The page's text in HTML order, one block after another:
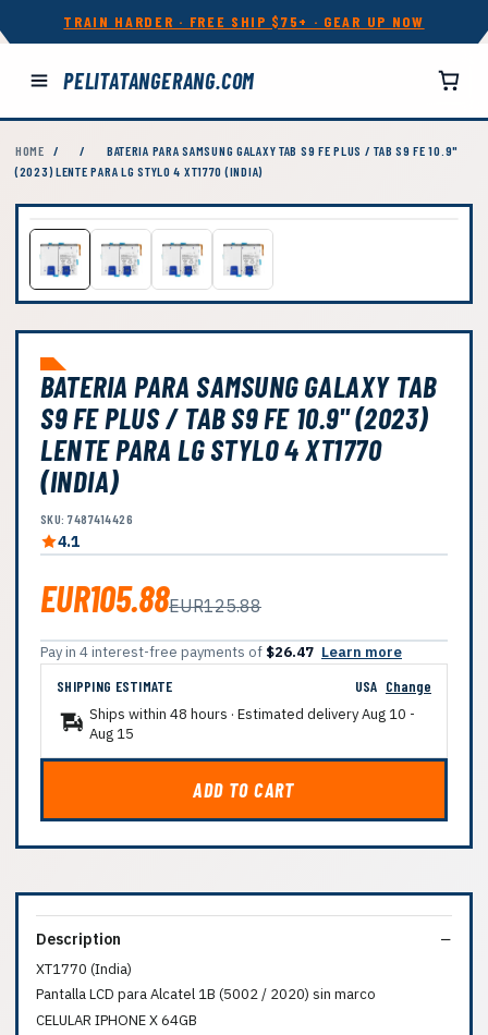
TRAIN HARDER · FREE SHIP $75+ · GEAR UP NOW
PELITATANGERANG.COM
HOME / /
BATERIA PARA SAMSUNG GALAXY TAB S9 FE PLUS / TAB S9 FE 10.9"
(2023) LENTE PARA LG STYLO 4 XT1770 (INDIA)
BATERIA PARA SAMSUNG GALAXY TAB
S9 FE PLUS / TAB S9 FE 10.9" (2023)
LENTE PARA LG STYLO 4 XT1770
(INDIA)
SKU: 7487414426
4.1
EUR105.88EUR125.88
Pay in 4 interest-free payments of $26.47 Learn more
SHIPPING ESTIMATE
USA Change
Ships within 48 hours · Estimated deliveryAug 10 -
Aug 15
ADD TO CART
Description
XT1770 (India)
Pantalla LCD para Alcatel 1B (5002 / 2020) sin marco
CELULAR IPHONE X 64GB